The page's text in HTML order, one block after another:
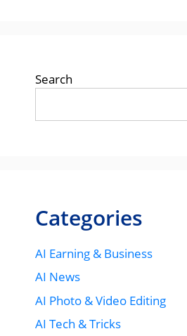
Search
Categories
AI Earning & Business
AI News
AI Photo & Video Editing
AI Tech & Tricks